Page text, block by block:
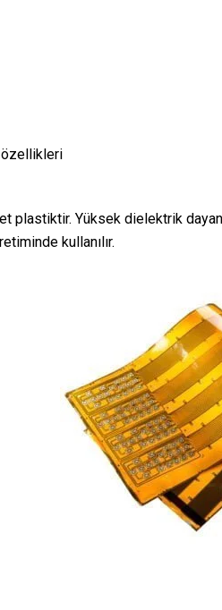
özellikleri
plastiktir. Yüksek dielektrik
kullanılır.